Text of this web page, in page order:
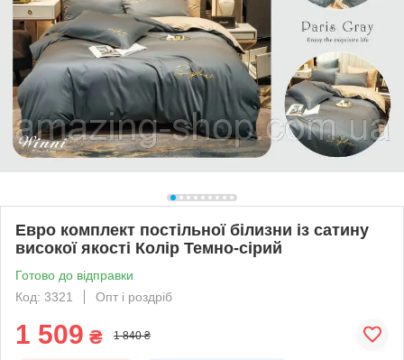
Евро комплект постільної білизни із сатину
високої якості Колір Темно-сірий
Готово до відправки
Код: 3321
Опт і роздріб
1 509 ₴ 1 840 ₴